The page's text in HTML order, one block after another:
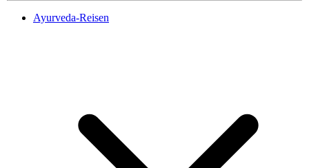
Ayurveda-Reisen